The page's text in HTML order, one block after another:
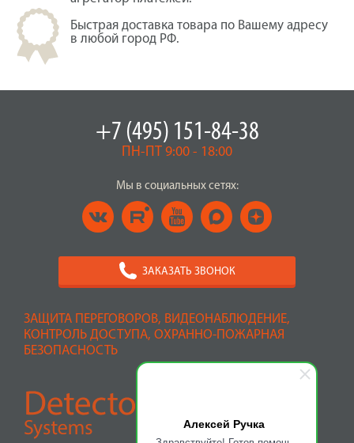
Алексей Ручка
Быстрая доставка товара по Вашему адресу
в любой город РФ.
ЗАЩИТА ПЕРЕГОВОРОВ, ВИДЕОНАБЛЮДЕНИЕ,
КОНТРОЛЬ ДОСТУПА, ОХРАННО-ПОЖАРНАЯ
БЕЗОПАСНОСТЬ
+7 (495) 151-84-38
ПН-ПТ 9:00 - 18:00
Мы в социальных сетях:
ЗАКАЗАТЬ ЗВОНОК